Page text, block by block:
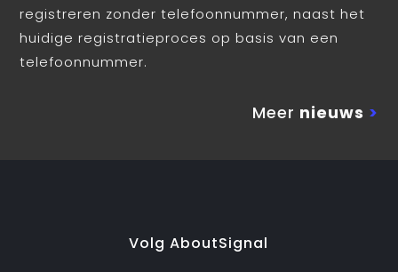
registreren zonder telefoonnummer, naast het
huidige registratieproces op basis van een
telefoonnummer.
Meer nieuws >
Volg AboutSignal